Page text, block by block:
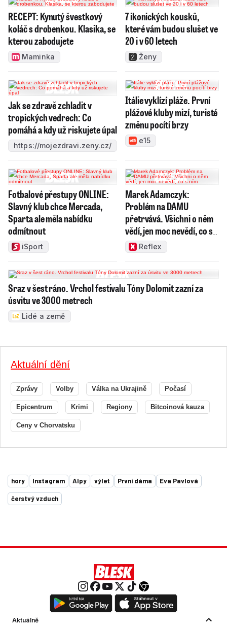
RECEPT: Kynutý švestkový
koláč s drobenkou. Klasika, se
kterou zabodujete
Maminka
7 ikonických kousků,
které vám budou slušet ve
20 i v 60 letech
Ženy
Jak se zdravě zchladit v
tropických vedrech: Co
pomáhá a kdy už riskujete úpal
https://mojezdravi.zeny.cz/
Itálie vyklízí pláže. První
plážové kluby mizí, turisté
změnu pocítí brzy
e15
Fotbalové přestupy ONLINE:
Slavný klub chce Mercada,
Sparta ale měla nabídku
odmítnout
iSport
Marek Adamczyk:
Problém na DAMU
přetrvává. Všichni o něm
vědí, jen moc nevědí, co s
nímReflex
Sraz v šest ráno. Vrchol festivalu Tóny Dolomit zazní za
úsvitu ve 3000 metrech
Lidé a země
Aktuální dění
Zprávy Volby Válka na Ukrajině Počasí
Epicentrum Krimi Regiony Bitcoinová kauza
Ceny v Chorvatsku
hory Instagram Alpy výlet První dáma Eva Pavlová
čerstvý vzduch
Aktuálně